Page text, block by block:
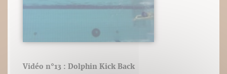
Vidéo n°13 : Dolphin Kick Back